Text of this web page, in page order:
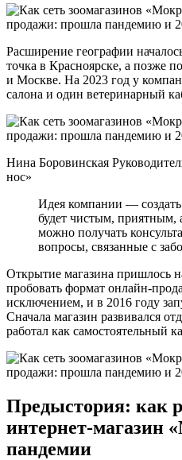
Расширение географии
точка в Красноярске, а позже
и Москве. На 2023 год у
салона и один ветеринарный
Нина Боровинская
нос»
Идея компании — создать
будет чистым, приятным,
можно получать
вопросы, связанные с
Открытие магазина пришлось
пробовать формат онлайн-
исключением, и в 2016 году
Сначала магазин развивался
работал как самостоятельный
Предыстория: как
интернет-магазин
пандемии